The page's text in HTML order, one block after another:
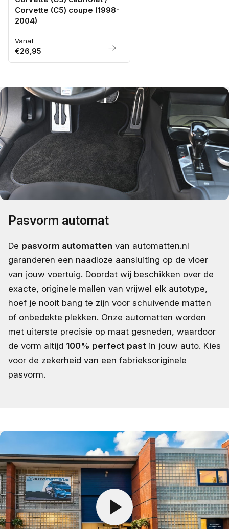
Corvette (C5) coupe (1998-
2004)
Normale
prijs
Vanaf
€26,95
Pasvorm automat
De pasvorm automatten van automatten.nl
garanderen een naadloze aansluiting op de vloer
van jouw voertuig. Doordat wij beschikken over de
exacte, originele mallen van vrijwel elk autotype,
hoef je nooit bang te zijn voor schuivende matten
of onbedekte plekken. Onze automatten worden
met uiterste precisie op maat gesneden, waardoor
de vorm altijd 100% perfect past in jouw auto. Kies
voor de zekerheid van een fabrieksoriginele
pasvorm.